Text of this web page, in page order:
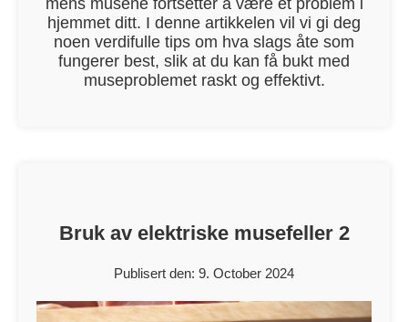
mens musene fortsetter å være et problem i
hjemmet ditt. I denne artikkelen vil vi gi deg
noen verdifulle tips om hva slags åte som
fungerer best, slik at du kan få bukt med
museproblemet raskt og effektivt.
Bruk av elektriske musefeller 2
Publisert den: 9. October 2024